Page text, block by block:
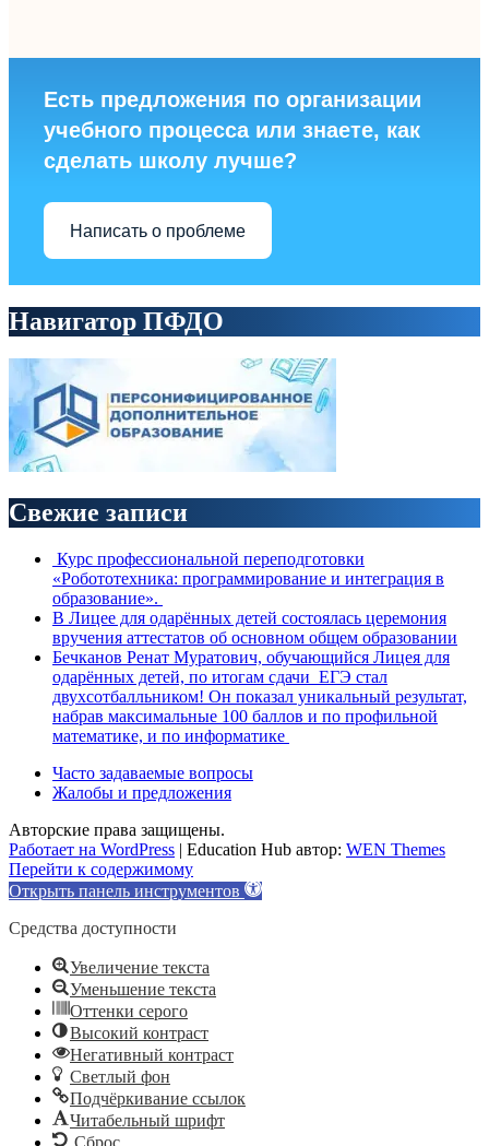
Есть предложения по организации
учебного процесса или знаете, как
сделать школу лучше?
Написать о проблеме
Навигатор ПФДО
Свежие записи
Курс профессиональной переподготовки
«Робототехника: программирование и интеграция в
образование».
В Лицее для одарённых детей состоялась церемония
вручения аттестатов об основном общем образовании
Бечканов Ренат Муратович, обучающийся Лицея для
одарённых детей, по итогам сдачи ЕГЭ стал
двухсотбалльником! Он показал уникальный результат,
набрав максимальные 100 баллов и по профильной
математике, и по информатике
Часто задаваемые вопросы
Жалобы и предложения
Авторские права защищены.
Работает на WordPress | Education Hub автор: WEN Themes
Перейти к содержимому
Открыть панель инструментов
Средства доступности
Увеличение текста
Уменьшение текста
Оттенки серого
Высокий контраст
Негативный контраст
Светлый фон
Подчёркивание ссылок
Читабельный шрифт
Сброс